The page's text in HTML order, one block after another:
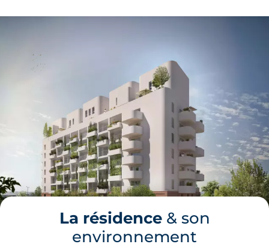
La résidence& son
environnement